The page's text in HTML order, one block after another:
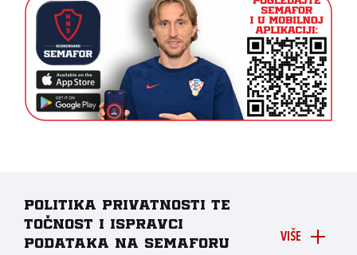
VIŠE
Politika privatnosti te
točnost i ispravci
podataka na Semaforu